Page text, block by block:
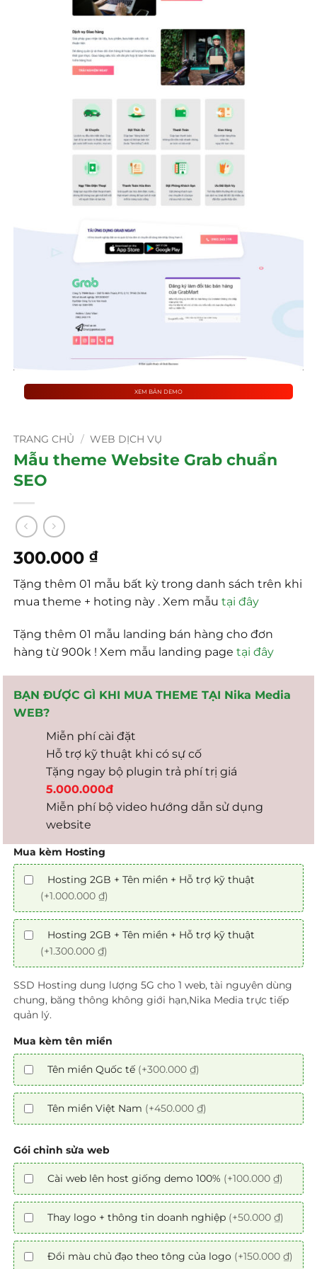
XEM BẢN DEMO
TRANG CHỦ / WEB DỊCH VỤ
Mẫu theme Website Grab chuẩn
SEO
300.000₫
Tặng thêm 01 mẫu bất kỳ trong danh sách trên khi
mua theme + hoting này . Xem mẫutại đây
Tặng thêm 01 mẫu landing bán hàng cho đơn
hàng từ 900k ! Xem mẫu landing pagetại đây
BẠN ĐƯỢC GÌ KHI MUA THEME TẠI Nika Media
WEB?
Miễn phí cài đặt
Hỗ trợ kỹ thuật khi có sự cố
Tặng ngay bộ plugin trả phí trị giá
5.000.000đ
Miễn phí bộ video hướng dẫn sử dụng
website
Mua kèm Hosting
Hosting 2GB + Tên miền + Hỗ trợ kỹ thuật
(+1.000.000 ₫)
Hosting 2GB + Tên miền + Hỗ trợ kỹ thuật
(+1.300.000 ₫)
SSD Hosting dung lượng 5G cho 1 web, tài nguyên dùng
chung, băng thông không giới hạn,Nika Media trực tiếp
quản lý.
Mua kèm tên miền
Tên miền Quốc tế (+300.000 ₫)
Tên miền Việt Nam (+450.000 ₫)
Gói chỉnh sửa web
Cài web lên host giống demo 100% (+100.000 ₫)
Thay logo + thông tin doanh nghiệp (+50.000 ₫)
Đổi màu chủ đạo theo tông của logo (+150.000 ₫)